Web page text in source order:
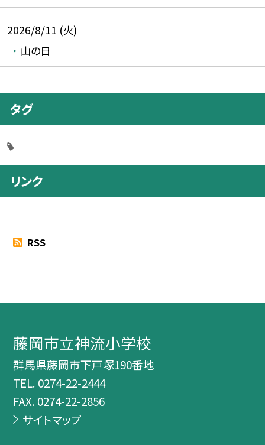
2026/8/11 (火)
山の日
タグ
リンク
RSS
藤岡市立神流小学校
群馬県藤岡市下戸塚190番地
TEL. 0274-22-2444
FAX. 0274-22-2856
サイトマップ